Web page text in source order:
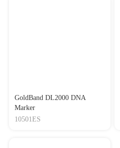
GoldBand DL2000 DNA
Marker
10501ES